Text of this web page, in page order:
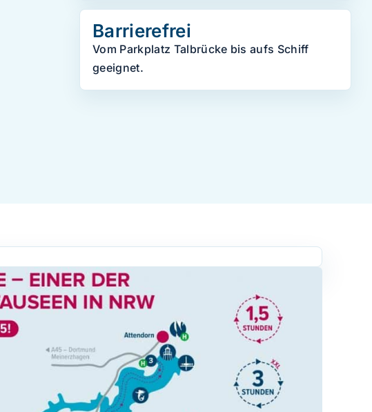
Barrierefrei
Vom Parkplatz Talbrücke bis aufs Schiff
geeignet.